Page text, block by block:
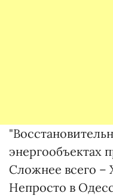
энергообъектах
Сложнее всего
Непросто в